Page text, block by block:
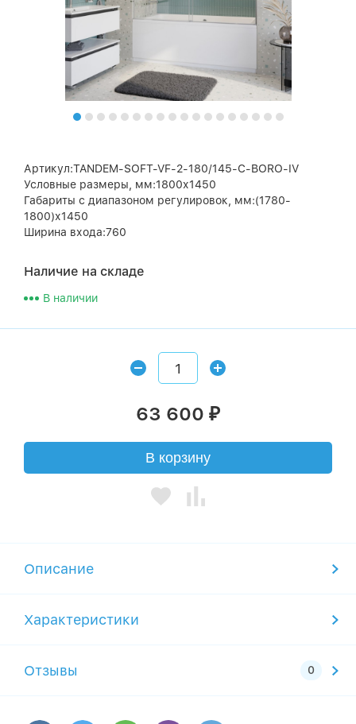
Артикул:TANDEM-SOFT-VF-2-180/145-C-BORO-IV
Условные размеры, мм:1800х1450
Габариты с диапазоном регулировок, мм:(1780-
1800)х1450
Ширина входа:760
Наличие на складе
В наличии
63 600 ₽
В корзину
Описание
Характеристики
Отзывы